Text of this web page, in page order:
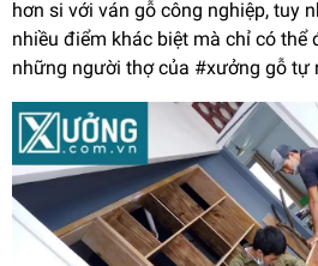
hơn si với ván gỗ công nghiệp, tuy
nhiều điểm khác biệt mà chỉ có thể
những người thợ của #xưởng gỗ tự